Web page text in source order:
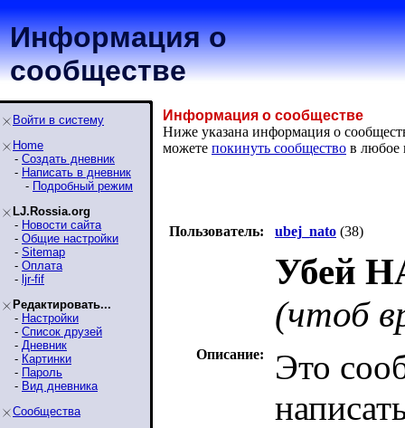
Информация о
сообществе
Войти в систему
Home
- Создать дневник
- Написать в дневник
- Подробный режим
LJ.Rossia.org
- Новости сайта
- Общие настройки
- Sitemap
- Оплата
- ljr-fif
Редактировать...
- Настройки
- Список друзей
- Дневник
- Картинки
- Пароль
- Вид дневника
Сообщества
Информация о сообществе
Ниже указана информация о
можете покинуть сообщество в любое
Пользователь: ubej_nato (38)
Убей
(чтоб
Описание:
Это